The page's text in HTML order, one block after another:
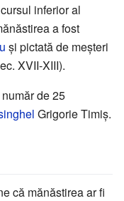
inferior al
a fost
şi pictată de meşteri
XVII-XIII).
de 25
Grigorie Timiș.
că mănăstirea ar fi